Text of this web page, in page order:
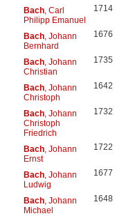
Bach, Carl
Philipp Emanuel
1714
Bach, Johann
Bernhard
1676
Bach, Johann
Christian
1735
Bach, Johann
Christoph
1642
Bach, Johann
Christoph
Friedrich
1732
Bach, Johann
Ernst
1722
Bach, Johann
Ludwig
1677
Bach, Johann
Michael
1648